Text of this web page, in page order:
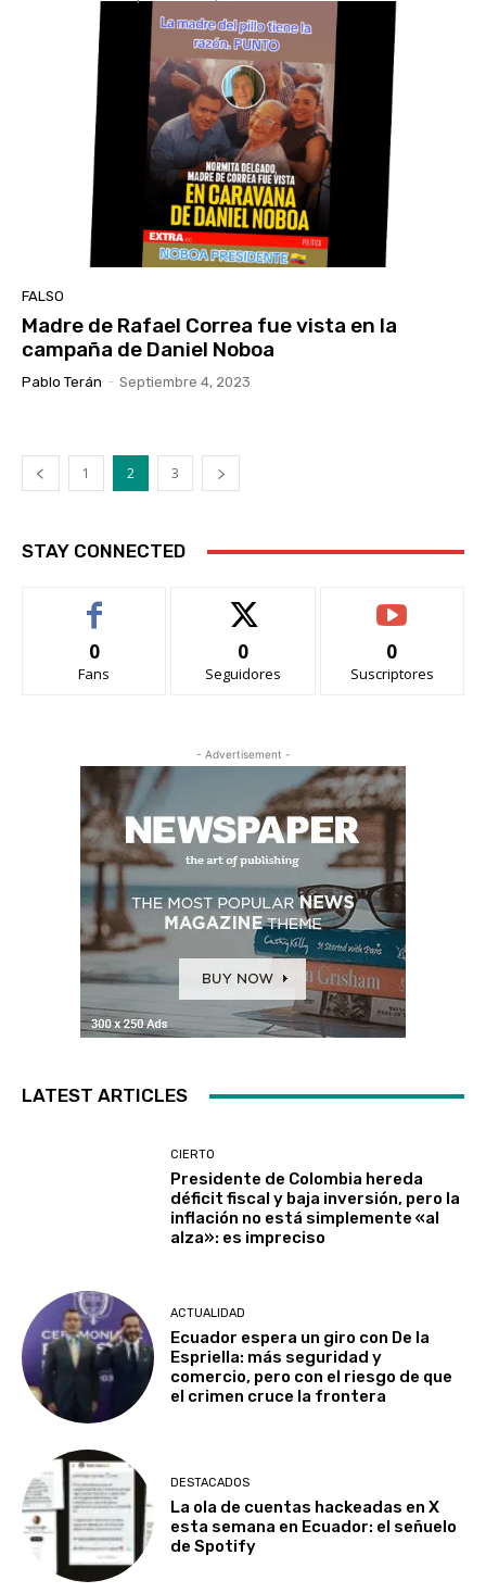
FALSO
Madre de Rafael Correa fue vista en la
campaña de Daniel Noboa
Pablo Terán - Septiembre 4, 2023
1 2 3
STAY CONNECTED
0
Fans
0
Seguidores
0
Suscriptores
- Advertisement -
LATEST ARTICLES
CIERTO
Presidente de Colombia hereda
déficit fiscal y baja inversión, pero la
inflación no está simplemente «al
alza»: es impreciso
ACTUALIDAD
Ecuador espera un giro con De la
Espriella: más seguridad y
comercio, pero con el riesgo de que
el crimen cruce la frontera
DESTACADOS
La ola de cuentas hackeadas en X
esta semana en Ecuador: el señuelo
de Spotify